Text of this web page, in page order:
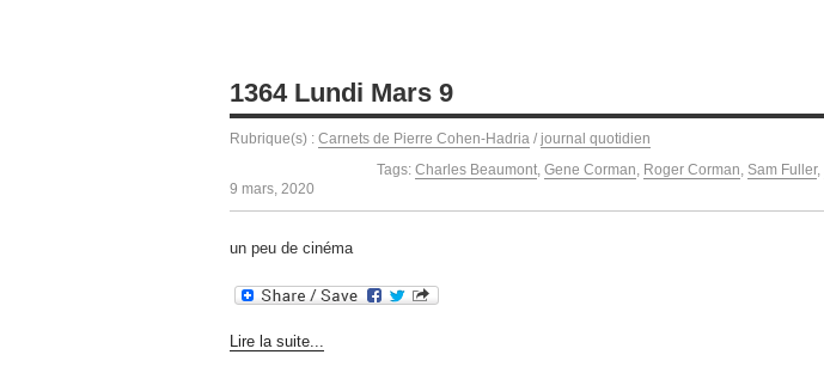
1364 Lundi Mars 9
Rubrique(s) : Carnets de Pierre Cohen-Hadria / journal quotidien
Tags: Charles Beaumont Gene Corman Roger Corman Sam Fuller,
9 mars, 2020
un peu de cinéma
Lire la suite...